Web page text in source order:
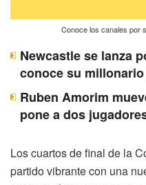
Conoce los canales por
Newcastle se lanza
conoce su
Ruben Amorim
pone a dos
Los cuartos de final de la
partido vibrante con una